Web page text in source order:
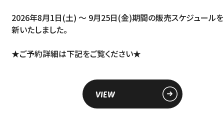
2026年8月1日(土) ～ 9月25日(金)期間の販売スケジュール
新いたしました。
★ご予約詳細は下記をご覧ください★
VIEW